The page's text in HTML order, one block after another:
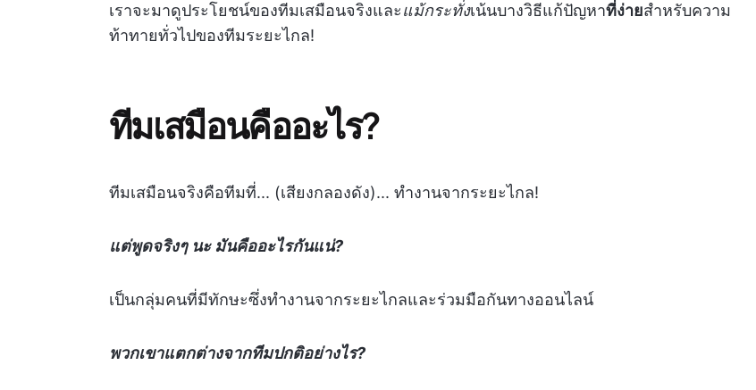
เราจะมาดูประโยชน์ของทีมเสมือนจริงและแม้กระทั่งเน้นบางวิธีแก้ปัญหาที่ง่ายสำหรับความ
ท้าทายทั่วไปของทีมระยะไกล!
ทีมเสมือนคืออะไร?
ทีมเสมือนจริงคือทีมที่... (เสียงกลองดัง)... ทำงานจากระยะไกล!
แต่พูดจริงๆ นะ มันคืออะไรกันแน่?
เป็นกลุ่มคนที่มีทักษะซึ่งทำงานจากระยะไกลและร่วมมือกันทางออนไลน์
พวกเขาแตกต่างจากทีมปกติอย่างไร?